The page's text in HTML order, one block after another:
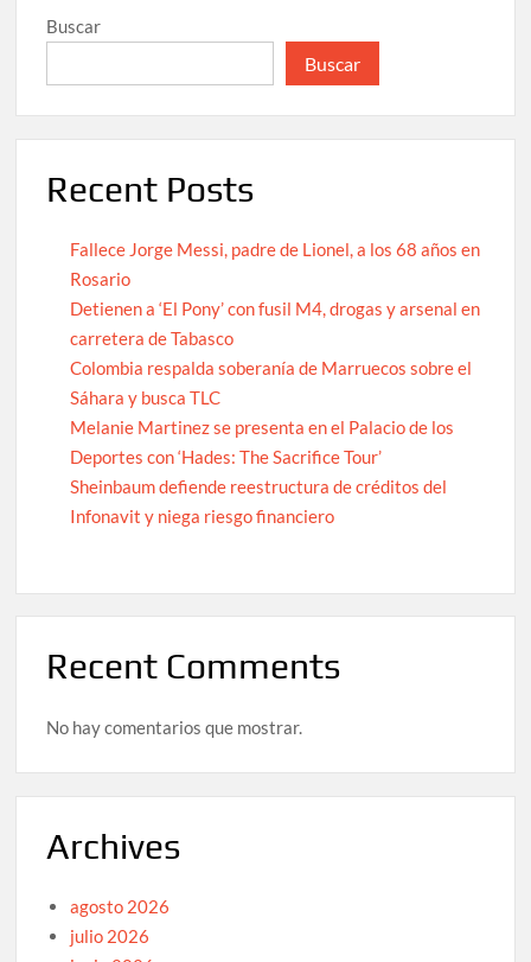
Buscar
Buscar
Recent Posts
Fallece Jorge Messi, padre de Lionel, a los 68 años en
Rosario
Detienen a ‘El Pony’ con fusil M4, drogas y arsenal en
carretera de Tabasco
Colombia respalda soberanía de Marruecos sobre el
Sáhara y busca TLC
Melanie Martinez se presenta en el Palacio de los
Deportes con ‘Hades: The Sacrifice Tour’
Sheinbaum defiende reestructura de créditos del
Infonavit y niega riesgo financiero
Recent Comments
No hay comentarios que mostrar.
Archives
agosto 2026
julio 2026